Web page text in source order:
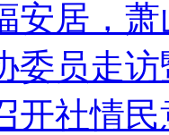
安居，萧
委员走
开社情